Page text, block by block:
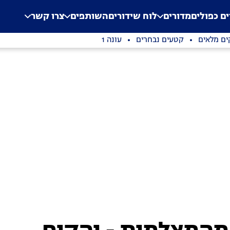
Application error: a
. כפוליםמדורים לוח שידוריםהשותפים צרו קשר
מלאים קטעים נבחרים עונה 1